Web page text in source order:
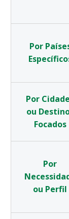
Por
Por
ou
Focados
Por
ou Perfil